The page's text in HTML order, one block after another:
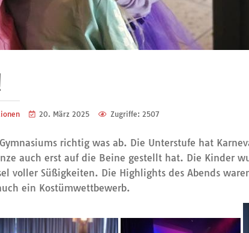
20. März 2025 Zugriffe: 2507
richtig was ab. Die Unterstufe hat
auch erst auf die Beine gestellt hat. Die Kinder
voller Süßigkeiten. Die Highlights des Abends
ein Kostümwettbewerb.